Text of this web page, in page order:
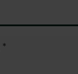
*